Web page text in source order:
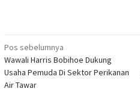
Navigasi
pos
Pos sebelumnya
Wawali Harris Bobihoe Dukung
Usaha Pemuda Di Sektor Perikanan
Air Tawar